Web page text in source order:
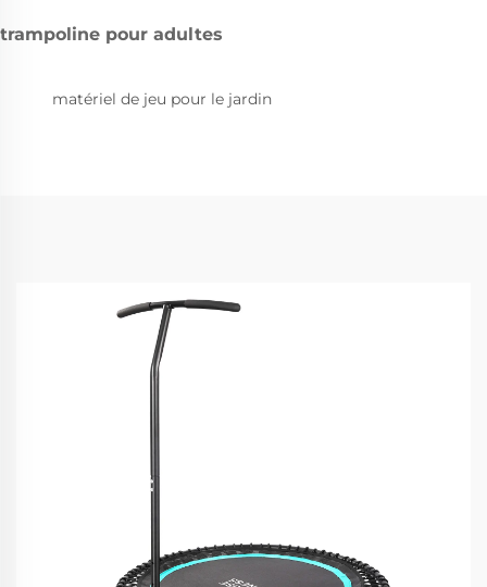
trampoline pour adultes
matériel de jeu pour le jardin